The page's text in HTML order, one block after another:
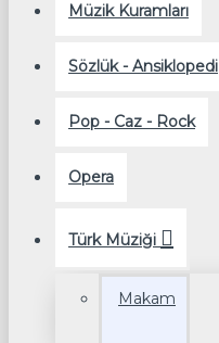
Müzik Kuramları
Sözlük - Ansiklopedi
Pop - Caz - Rock
Opera
Türk Müziği
Makam